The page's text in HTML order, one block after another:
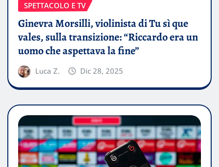
SPETTACOLO E TV
Ginevra Morsilli, violinista di Tu sì que
vales, sulla transizione: “Riccardo era un
uomo che aspettava la fine”
Luca Z. Dic 28, 2025